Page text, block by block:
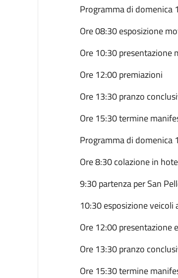
Programma di domenica
Ore 08:30 esposizione
Ore 10:30 presentazione
Ore 12:00 premiazioni
Ore 13:30 pranzo
Ore 15:30 termine
Programma di domenica
Ore 8:30 colazione in
9:30 partenza per San
10:30 esposizione veicoli
Ore 12:00 presentazione
Ore 13:30 pranzo
Ore 15:30 termine